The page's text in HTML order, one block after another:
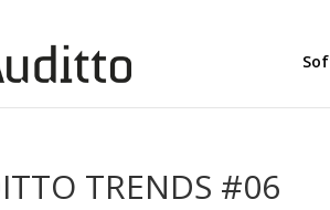
TRENDS #06